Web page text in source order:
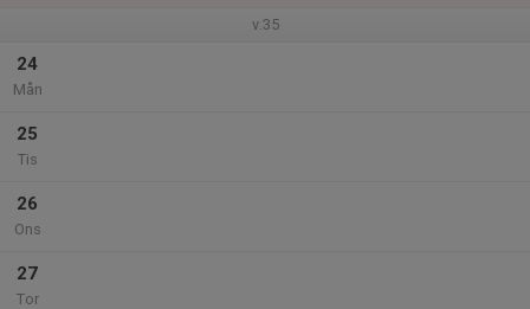
v.35
24
Mån
25
Tis
26
Ons
27
Tor